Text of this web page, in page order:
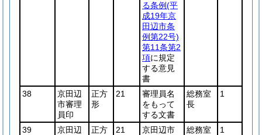
る条例(平
成19年京
田辺市条
例第22号)
第11条第2
項に規定
する意見
書
38
京田辺
市審理
員印
正方
形
21
審理員名
をもって
する文書
総務室
長
1
39
京田辺
正方
21
京田辺市
総務室
1